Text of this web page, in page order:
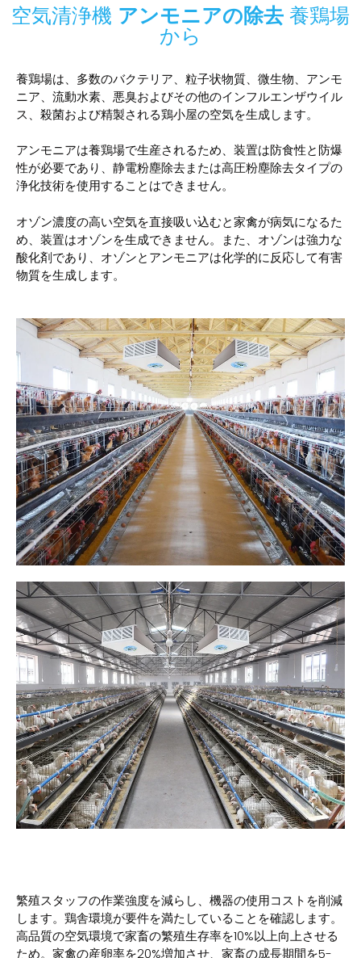
空気清浄機 アンモニアの除去 養鶏場
から
養鶏場は、多数のバクテリア、粒子状物質、微生物、アンモ
ニア、流動水素、悪臭およびその他のインフルエンザウイル
ス、殺菌および精製される鶏小屋の空気を生成します。
アンモニアは養鶏場で生産されるため、装置は防食性と防爆
性が必要であり、静電粉塵除去または高圧粉塵除去タイプの
浄化技術を使用することはできません。
オゾン濃度の高い空気を直接吸い込むと家禽が病気になるた
め、装置はオゾンを生成できません。また、オゾンは強力な
酸化剤であり、オゾンとアンモニアは化学的に反応して有害
物質を生成します。
繁殖スタッフの作業強度を減らし、機器の使用コストを削減
します。鶏舎環境が要件を満たしていることを確認します。
高品質の空気環境で家畜の繁殖生存率を10%以上向上させる
ため。家禽の産卵率を20%増加させ、家畜の成長期間を5-